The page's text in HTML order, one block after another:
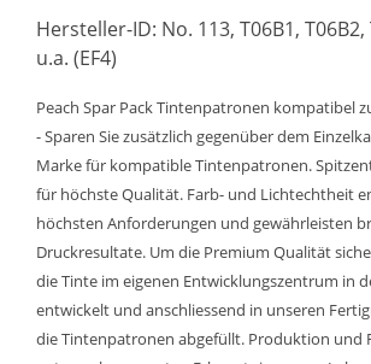
Hersteller-ID: No. 113, T06B1, T06B2,
u.a. (EF4)
Peach Spar Pack Tintenpatronen kompatibel
- Sparen Sie zusätzlich gegenüber dem
Marke für kompatible Tintenpatronen.
für höchste Qualität. Farb- und Lichtechtheit
höchsten Anforderungen und gewährleisten
Druckresultate. Um die Premium Qualität
die Tinte im eigenen Entwicklungszentrum in
entwickelt und anschliessend in unseren
die Tintenpatronen abgefüllt. Produktion und